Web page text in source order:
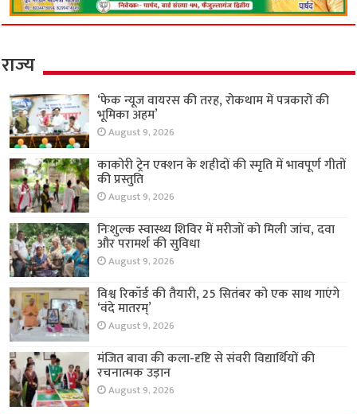
राज्य
‘फेक न्यूज वायरस की तरह, रोकथाम में पत्रकारों की
भूमिका अहम’
August 9, 2026
काकोरी ट्रेन एक्शन के शहीदों की स्मृति में भावपूर्ण गीतों
की प्रस्तुति
August 9, 2026
निःशुल्क स्वास्थ्य शिविर में मरीजों को मिली जांच, दवा
और परामर्श की सुविधा
August 9, 2026
विश्व रिकॉर्ड की तैयारी, 25 सितंबर को एक साथ गाएंगे
‘वंदे मातरम्’
August 9, 2026
मंजित बावा की कला-दृष्टि से संवरी विद्यार्थियों की
रचनात्मक उड़ान
August 9, 2026